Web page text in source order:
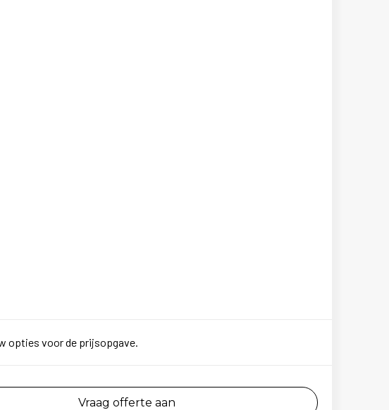
opties voor de prijsopgave.
Vraag offerte aan